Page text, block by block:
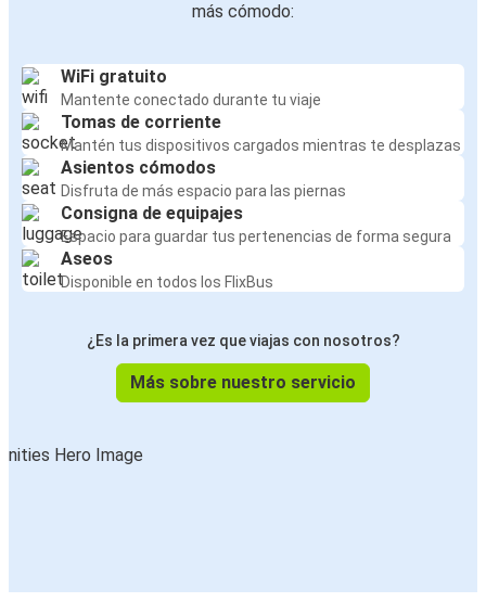
más cómodo:
WiFi gratuito
Mantente conectado durante tu viaje
Tomas de corriente
Mantén tus dispositivos cargados mientras te desplazas
Asientos cómodos
Disfruta de más espacio para las piernas
Consigna de equipajes
Espacio para guardar tus pertenencias de forma segura
Aseos
Disponible en todos los FlixBus
¿Es la primera vez que viajas con nosotros?
Más sobre nuestro servicio